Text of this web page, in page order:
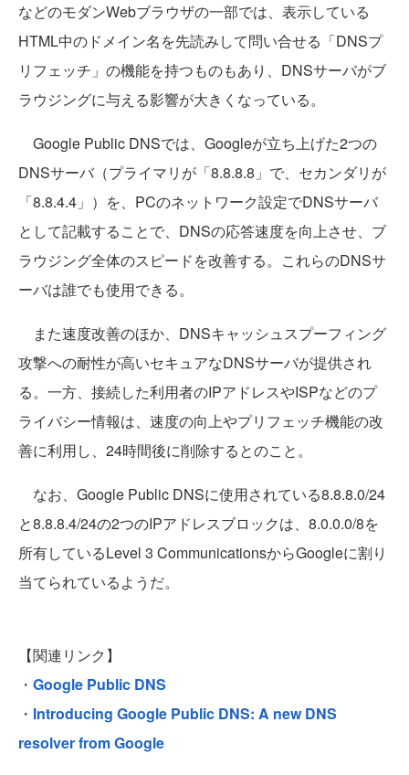
などのモダンWebブラウザの一部では、表示している
HTML中のドメイン名を先読みして問い合せる「DNSプ
リフェッチ」の機能を持つものもあり、DNSサーバがブ
ラウジングに与える影響が大きくなっている。
Google Public DNSでは、Googleが立ち上げた2つの
DNSサーバ（プライマリが「8.8.8.8」で、セカンダリが
「8.8.4.4」）を、PCのネットワーク設定でDNSサーバ
として記載することで、DNSの応答速度を向上させ、ブ
ラウジング全体のスピードを改善する。これらのDNSサ
ーバは誰でも使用できる。
また速度改善のほか、DNSキャッシュスプーフィング
攻撃への耐性が高いセキュアなDNSサーバが提供され
る。一方、接続した利用者のIPアドレスやISPなどのプ
ライバシー情報は、速度の向上やプリフェッチ機能の改
善に利用し、24時間後に削除するとのこと。
なお、Google Public DNSに使用されている8.8.8.0/24
と8.8.8.4/24の2つのIPアドレスブロックは、8.0.0.0/8を
所有しているLevel 3 CommunicationsからGoogleに割り
当てられているようだ。
【関連リンク】
・ Google Public DNS
・ Introducing Google Public DNS: A new DNS
resolver from Google